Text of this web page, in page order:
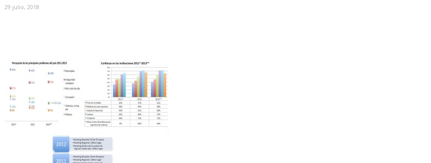
29 julio, 2018